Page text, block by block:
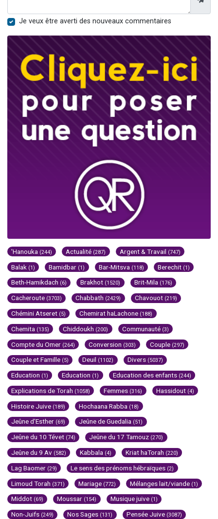
Je veux être averti des nouveaux commentaires
'Hanouka (244) Actualité (287) Argent & Travail (747)
Balak (1) Bamidbar (1) Bar-Mitsva (118) Berechit (1)
Beth-Hamikdach (6) Brakhot (1520) Brit-Mila (176)
Cacheroute (3703) Chabbath (2429) Chavouot (219)
Chémini Atseret (5) Chemirat haLachone (188)
Chemita (135) Chiddoukh (200) Communauté (3)
Compte du Omer (264) Conversion (303) Couple (297)
Couple et Famille (5) Deuil (1102) Divers (5037)
Education (1) Education (1) Education des enfants (244)
Explications de Torah (1058) Femmes (316) Hassidout (4)
Histoire Juive (189) Hochaana Rabba (18)
Jeûne d'Esther (69) Jeûne de Guedalia (51)
Jeûne du 10 Tévet (74) Jeûne du 17 Tamouz (270)
Jeûne du 9 Av (582) Kabbala (4) Kriat haTorah (220)
Lag Baomer (29) Le sens des prénoms hébraïques (2)
Limoud Torah (371) Mariage (772) Mélanges lait/viande (1)
Middot (69) Moussar (154) Musique juive (1)
Non-Juifs (249) Nos Sages (131) Pensée Juive (3087)